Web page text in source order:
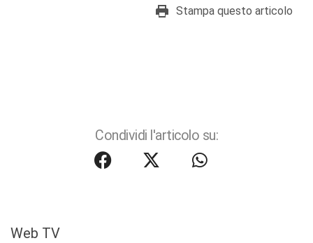
Stampa questo articolo
Condividi l'articolo su:
Web TV